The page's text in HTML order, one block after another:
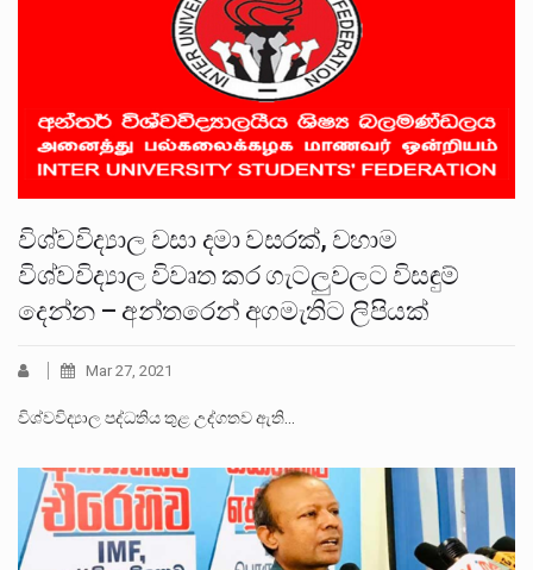
විශ්වවිද්‍යාල වසා දමා වසරක්, වහාම
විශ්වවිද්‍යාල විවෘත කර ගැටලුවලට විසඳුම්
දෙන්න – අන්තරෙන් අගමැතිට ලිපියක්
Mar 27, 2021
විශ්වවිද්‍යාල පද්ධතිය තුළ උද්ගතව ඇති…